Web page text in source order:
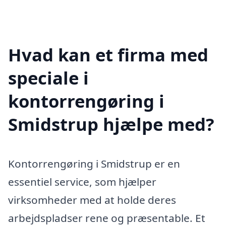
Hvad kan et firma med
speciale i
kontorrengøring i
Smidstrup hjælpe med?
Kontorrengøring i Smidstrup er en
essentiel service, som hjælper
virksomheder med at holde deres
arbejdspladser rene og præsentable. Et